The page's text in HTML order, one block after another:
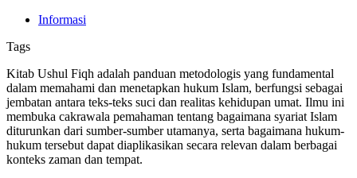
Informasi
Tags
Kitab Ushul Fiqh adalah panduan metodologis yang fundamental
dalam memahami dan menetapkan hukum Islam, berfungsi sebagai
jembatan antara teks-teks suci dan realitas kehidupan umat. Ilmu ini
membuka cakrawala pemahaman tentang bagaimana syariat Islam
diturunkan dari sumber-sumber utamanya, serta bagaimana hukum-
hukum tersebut dapat diaplikasikan secara relevan dalam berbagai
konteks zaman dan tempat.